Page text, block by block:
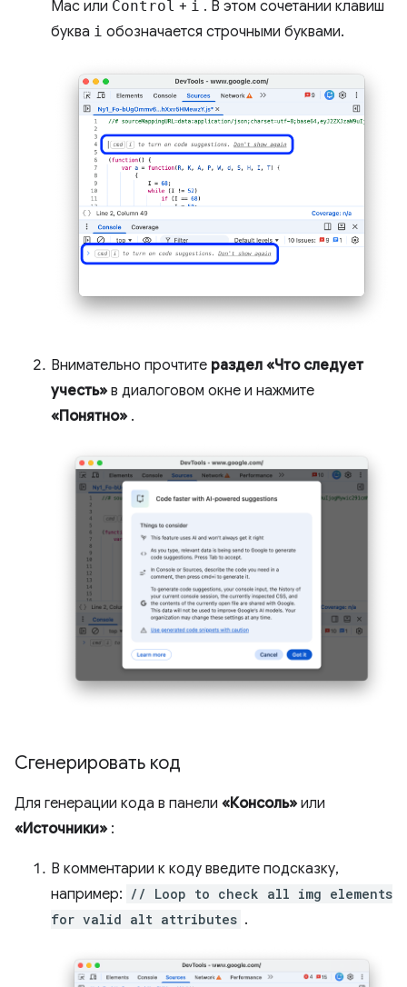
Mac или Control + i . В этом сочетании клавиш
буква i обозначается строчными буквами.
Внимательно прочтите раздел «Что следует
учесть» в диалоговом окне и нажмите
«Понятно» .
Сгенерировать код
Для генерации кода в панели «Консоль» или
«Источники» :
В комментарии к коду введите подсказку,
например: // Loop to check all img elements
for valid alt attributes .